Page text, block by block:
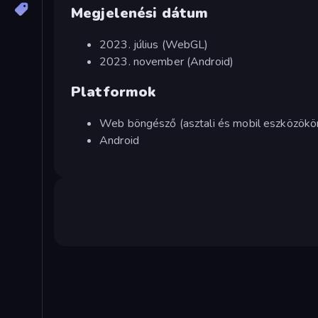
Megjelenési dátum
2023. július (WebGL)
2023. november (Android)
Platformok
Web böngésző (asztali és mobil
Android